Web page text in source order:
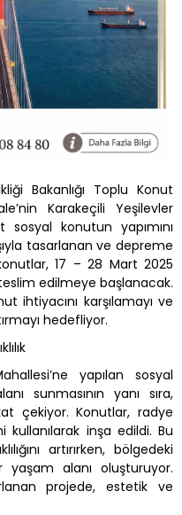
Bakanlığı Toplu Konut
Karakeçili Yeşilevler
sosyal konutun yapımını
tasarlanan ve depreme
17 – 28 Mart 2025
edilmeye başlanacak.
ihtiyacını karşılamayı ve
hedefliyor.
yapılan sosyal
sunmasının yanı sıra,
çekiyor. Konutlar, radye
inşa edildi. Bu
artırırken, bölgedeki
alanı oluşturuyor.
projede, estetik ve